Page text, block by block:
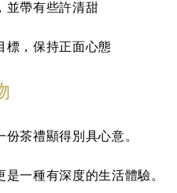
並帶有些許清甜
標，保持正面心態
茶禮顯得別具心意。
一種有深度的生活體驗。